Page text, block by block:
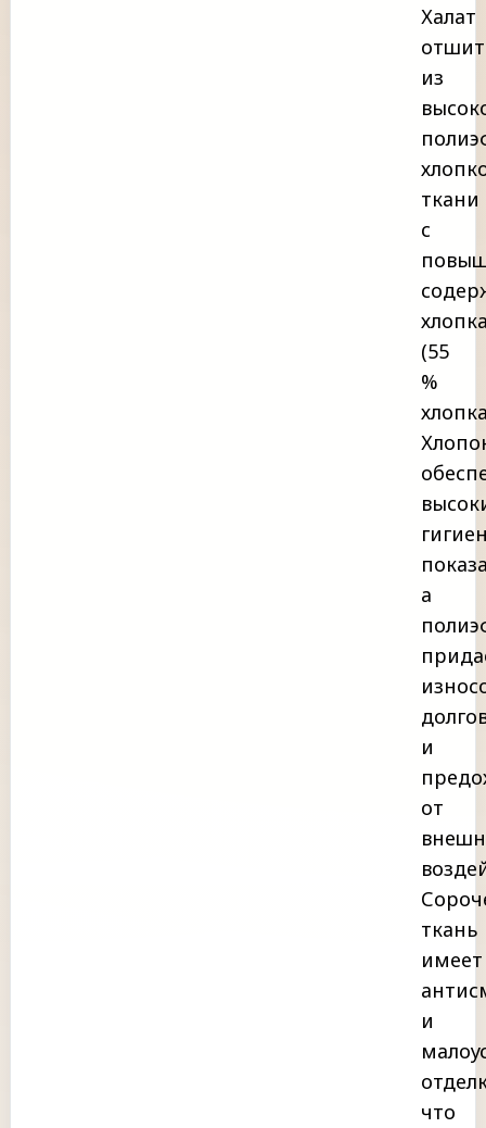
Халат
отшит
из
ткани
с
(55
%
а
и
от
ткань
имеет
и
что